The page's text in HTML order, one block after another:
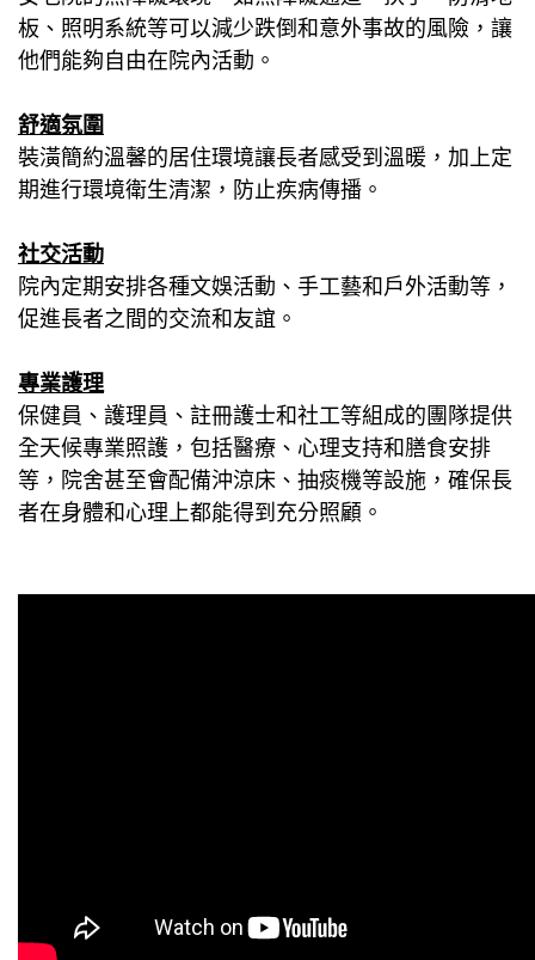
板、照明系統等可以減少跌倒和意外事故的風險，讓
他們能夠自由在院內活動。
舒適氛圍
裝潢簡約溫馨的居住環境讓長者感受到溫暖，加上定
期進行環境衛生清潔，防止疾病傳播。
社交活動
院內定期安排各種文娛活動、手工藝和戶外活動等，
促進長者之間的交流和友誼。
專業護理
保健員、護理員、註冊護士和社工等組成的團隊提供
全天候專業照護，包括醫療、心理支持和膳食安排
等，院舍甚至會配備沖涼床、抽痰機等設施，確保長
者在身體和心理上都能得到充分照顧。